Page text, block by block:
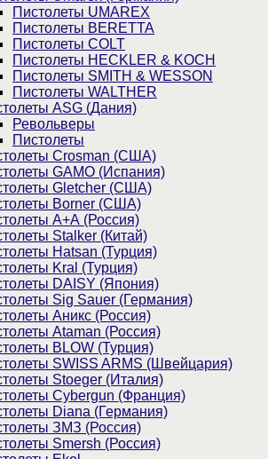
Пистолеты UMAREX
Пистолеты BERETTA
Пистолеты COLT
Пистолеты HECKLER & KOCH
Пистолеты SMITH & WESSON
Пистолеты WALTHER
ASG (Дания)
Револьверы
Пистолеты
Crosman (США)
GAMO (Испания)
Gletcher (США)
Borner (США)
А+А (Россия)
Stalker (Китай)
Hatsan (Турция)
Kral (Турция)
DAISY (Япония)
Sig Sauer (Германия)
Аникс (Россия)
Ataman (Россия)
BLOW (Турция)
SWISS ARMS (Швейцария)
Stoeger (Италия)
Cybergun (Франция)
Diana (Германия)
ЗМЗ (Россия)
Smersh (Россия)